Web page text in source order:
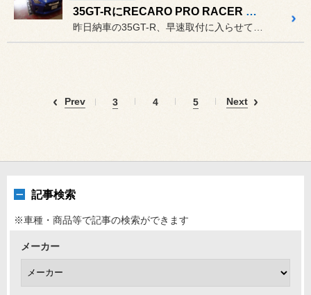
35GT-RにRECARO PRO RACER RMS 2600A
Prev 3 4 5 Next
記事検索
※車種・商品等で記事の検索ができます
メーカー